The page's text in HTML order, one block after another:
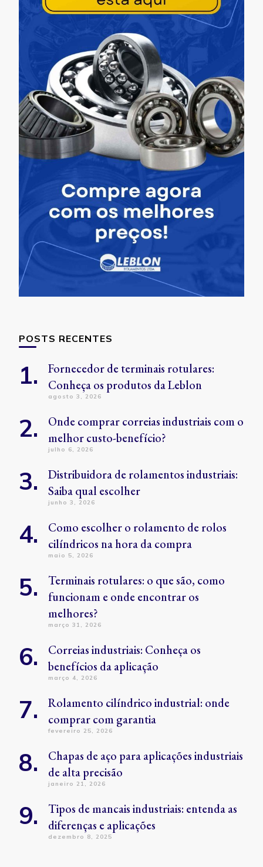
POSTS RECENTES
Fornecedor de terminais rotulares:
Conheça os produtos da Leblon
agosto 3, 2026
Onde comprar correias industriais com o
melhor custo-benefício?
julho 6, 2026
Distribuidora de rolamentos industriais:
Saiba qual escolher
junho 3, 2026
Como escolher o rolamento de rolos
cilíndricos na hora da compra
maio 5, 2026
Terminais rotulares: o que são, como
funcionam e onde encontrar os
melhores?
março 31, 2026
Correias industriais: Conheça os
benefícios da aplicação
março 4, 2026
Rolamento cilíndrico industrial: onde
comprar com garantia
fevereiro 25, 2026
Chapas de aço para aplicações industriais
de alta precisão
janeiro 21, 2026
Tipos de mancais industriais: entenda as
diferenças e aplicações
dezembro 8, 2025